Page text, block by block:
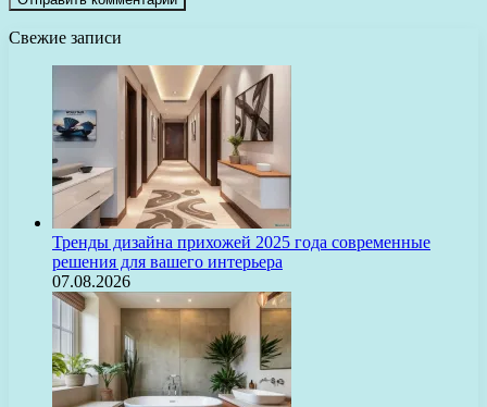
Свежие записи
Тренды дизайна прихожей 2025 года современные
решения для вашего интерьера
07.08.2026